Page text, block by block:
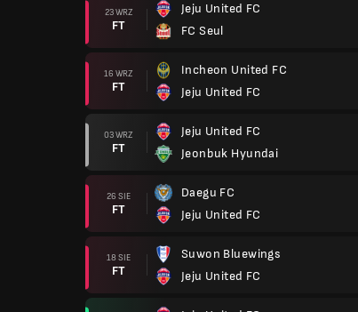
23 WRZ
FT
Jeju United FC
FC Seul
16 WRZ
FT
Incheon United FC
Jeju United FC
03 WRZ
FT
Jeju United FC
Jeonbuk Hyundai
26 SIE
FT
Daegu FC
Jeju United FC
18 SIE
FT
Suwon Bluewings
Jeju United FC